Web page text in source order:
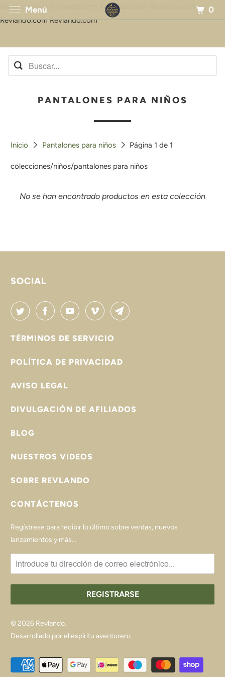
Revlando.com Revlando.com Revlando.com Revlando.com
Revlando.com Revlando.com
Menú 0
PANTALONES PARA NIÑOS
Inicio Pantalones para niños Página 1 de 1
colecciones/niños/pantalones para niños
No se han encontrado productos en esta colección
SOCIAL
TÉRMINOS DE SERVICIO
POLÍTICA DE PRIVACIDAD
AVISO LEGAL
DIVULGACIÓN DE AFILIADOS
BLOG
NUESTROS VIDEOS
SOBRE REVLANDO
CONTÁCTENOS
Regístrese para recibir lo último sobre ventas, nuevos
lanzamientos y más...
© 2026 Revlando.
Desarrollado por el espíritu aventurero